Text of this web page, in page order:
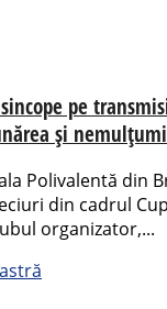
pe
și
Polivalentă din
din cadrul
organizator,...